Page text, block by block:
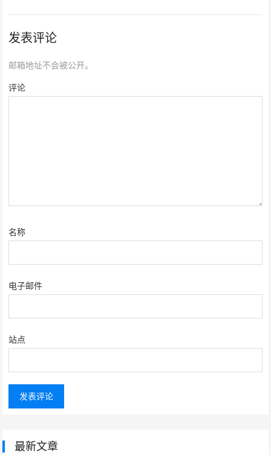
发表评论
邮箱地址不会被公开。
评论
名称
电子邮件
站点
最新文章